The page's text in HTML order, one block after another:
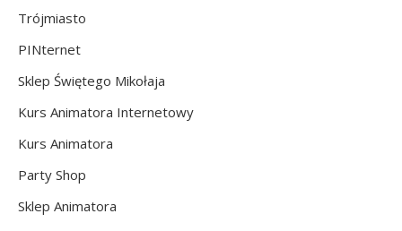
Trójmiasto
PINternet
Sklep Świętego Mikołaja
Kurs Animatora Internetowy
Kurs Animatora
Party Shop
Sklep Animatora